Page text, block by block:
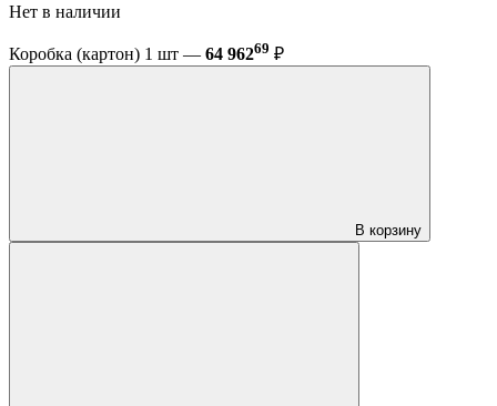
Нет в наличии
Коробка (картон) 1 шт — 64 96269 ₽
В корзину